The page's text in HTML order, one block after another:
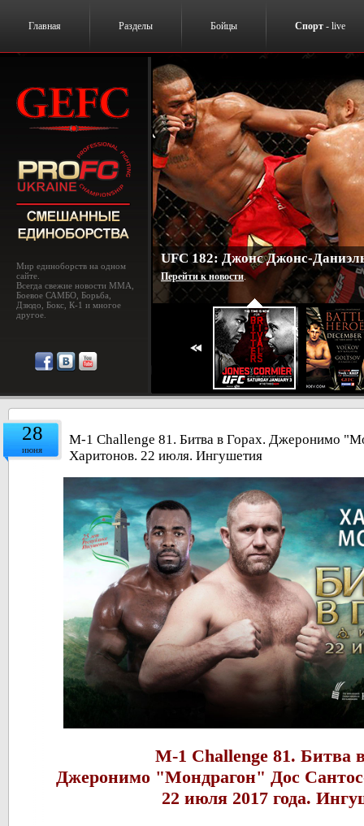
Главная Разделы Бойцы Спорт - live
Мир единоборств на одном
сайте.
Всегда свежие новости MMA,
Боевое САМБО, Борьба,
Дзюдо, Бокс, К-1 и многое
другое.
UFC 182: Джонс Джонс-
Перейти к новости.
28
июня
M-1 Challenge 81. Битва в Горах. Джеронимо
Харитонов. 22 июля. Ингушетия
M-1 Challenge 81. Битва
Джеронимо "Мондрагон" Дос
22 июля 2017 года.